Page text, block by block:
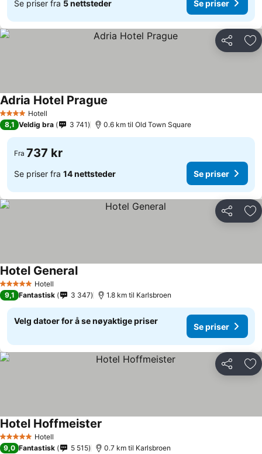
Se priser fra 5 nettsteder Se priser
Del
4 StjernerHotell
Adria Hotel Prague
8,1 Veldig bra 3 741 0.6 km til Old Town Square
Fra 737 kr
Se priser fra 14 nettsteder Se priser
Del
5 Stjerner Hotell
Hotel GeneralSe priser
9,1 Fantastisk 3 347 1.8 km til Karlsbroen
Velg datoer for å se nøyaktige priser
Se priser
Del
5 Stjerner Hotell
Hotel Hoffmeister
9,0 Fantastisk 5 515 0.7 km til Karlsbroen